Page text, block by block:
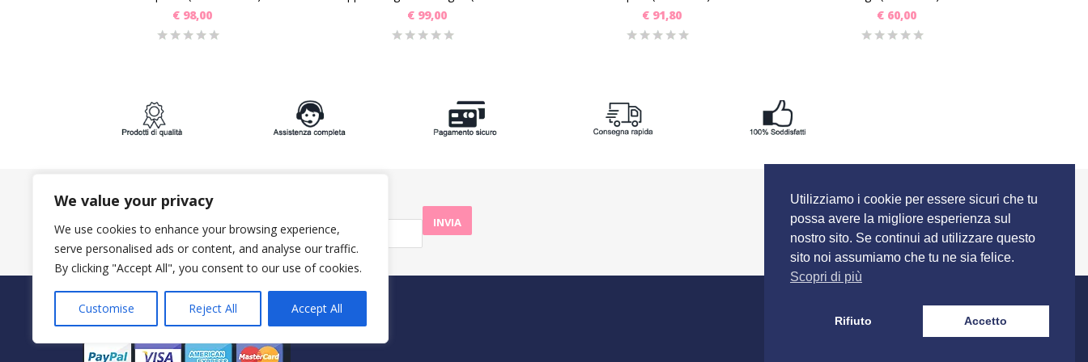
We value your privacy
We use cookies to enhance your browsing experience,
serve personalised ads or content, and analyse our traffic.
By clicking "Accept All", you consent to our use of cookies.
Customise Reject All Accept All
€98,00
€99,00
€91,80
€60,00
ISCRIVITI ALLA NEWSLETTER:
PAGAMENTI SICURI CON
Utilizziamo i cookie per essere sicuri che tu
possa avere la migliore esperienza sul
nostro sito. Se continui ad utilizzare questo
sito noi assumiamo che tu ne sia felice.
Scopri di più
Rifiuto Accetto